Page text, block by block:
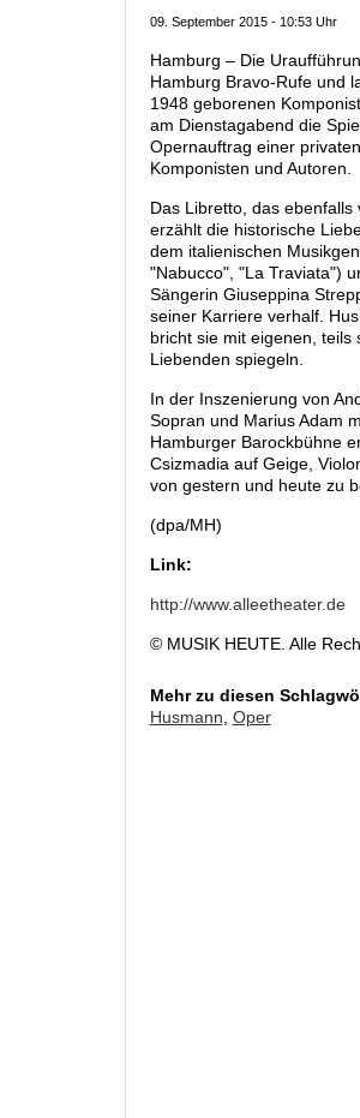
09. September 2015 - 10:53 Uhr
Hamburg – Die
Hamburg Bravo-Rufe und
1948 geborenen
am Dienstagabend die
Opernauftrag einer
Komponisten und Autoren.
Das Libretto, das
erzählt die historische
dem italienischen
"Nabucco", "La Traviata")
Sängerin Giuseppina
seiner Karriere verhalf.
bricht sie mit eigenen,
Liebenden spiegeln.
In der Inszenierung von
Sopran und Marius Adam
Hamburger Barockbühne
Csizmadia auf Geige,
von gestern und heute zu
(dpa/MH)
Link:
http://www.alleetheater.de
© MUSIK HEUTE. Alle
Mehr zu diesen
Husmann, Oper